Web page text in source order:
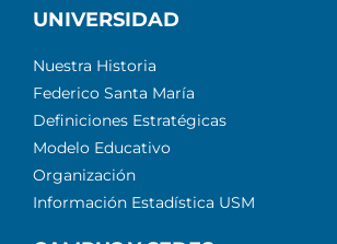
UNIVERSIDAD
Nuestra Historia
Federico Santa María
Definiciones Estratégicas
Modelo Educativo
Organización
Información Estadística USM